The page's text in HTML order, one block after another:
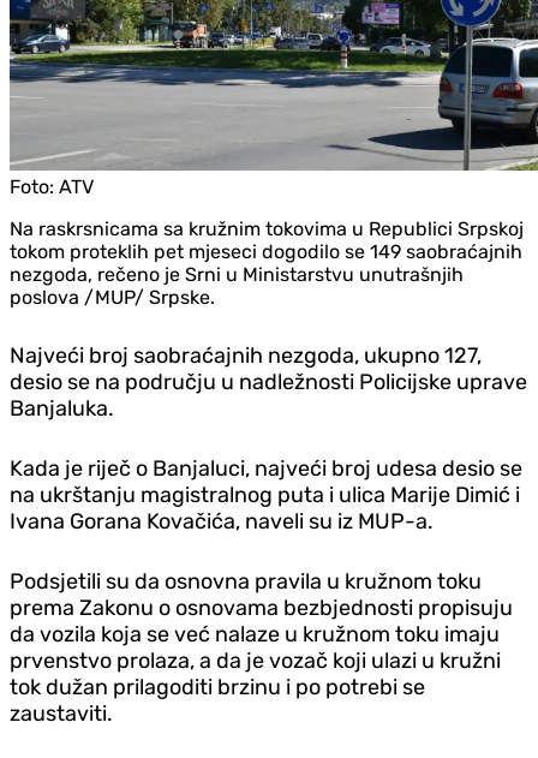
Foto: ATV
Na raskrsnicama sa kružnim tokovima u Republici Srpskoj
tokom proteklih pet mjeseci dogodilo se 149 saobraćajnih
nezgoda, rečeno je Srni u Ministarstvu unutrašnjih
poslova /MUP/ Srpske.
Najveći broj saobraćajnih nezgoda, ukupno 127,
desio se na području u nadležnosti Policijske uprave
Banjaluka.
Kada je riječ o Banjaluci, najveći broj udesa desio se
na ukrštanju magistralnog puta i ulica Marije Dimić i
Ivana Gorana Kovačića, naveli su iz MUP-a.
Podsjetili su da osnovna pravila u kružnom toku
prema Zakonu o osnovama bezbjednosti propisuju
da vozila koja se već nalaze u kružnom toku imaju
prvenstvo prolaza, a da je vozač koji ulazi u kružni
tok dužan prilagoditi brzinu i po potrebi se
zaustaviti.